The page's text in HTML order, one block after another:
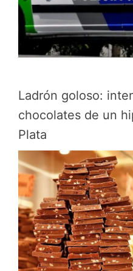
Ladrón goloso:
chocolates de un
Plata